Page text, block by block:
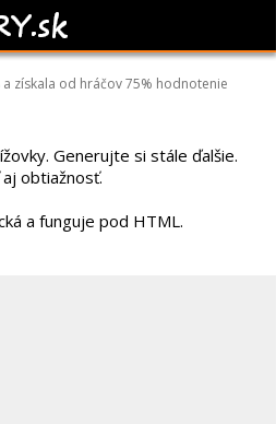
získala od hráčov75% hodnotenie
Generujte si stále ďalšie.
obtiažnosť.
a funguje pod HTML.